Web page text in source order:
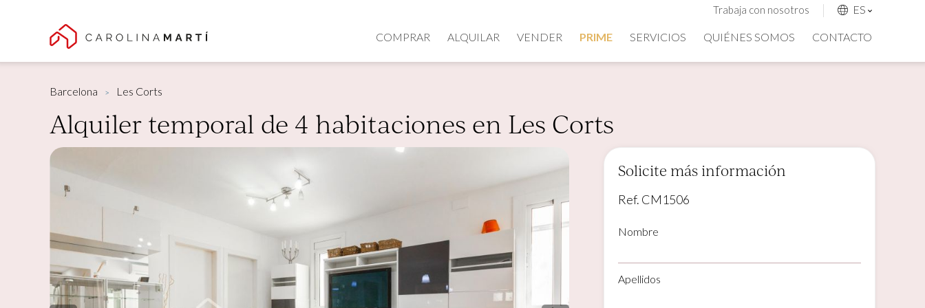
Trabaja con nosotros ES
COMPRAR ALQUILAR VENDER PRIME SERVICIOS QUIÉNES SOMOS CONTACTO
Barcelona Les Corts
Alquiler temporal de 4 habitaciones en Les Corts
Solicite más información
Ref. CM1506
Nombre
Apellidos